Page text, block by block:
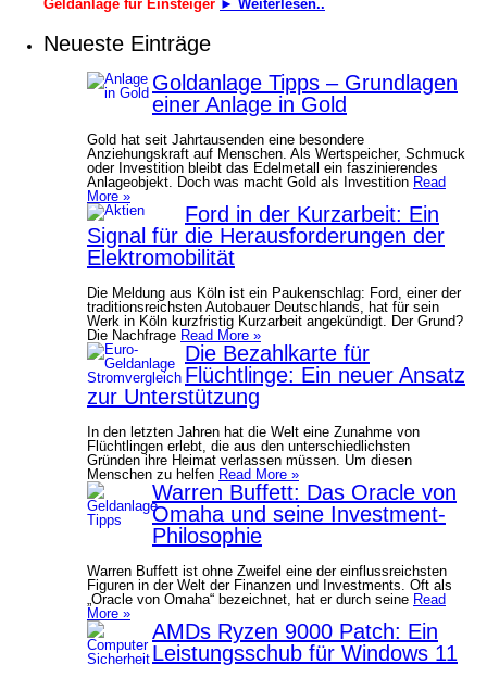
Geldanlage für Einsteiger ► Weiterlesen..
Neueste Einträge
Goldanlage Tipps – Grundlagen
einer Anlage in Gold
Gold hat seit Jahrtausenden eine besondere
Anziehungskraft auf Menschen. Als Wertspeicher, Schmuck
oder Investition bleibt das Edelmetall ein faszinierendes
Anlageobjekt. Doch was macht Gold als Investition Read
More »
Ford in der Kurzarbeit: Ein
Signal für die Herausforderungen der
Elektromobilität
Die Meldung aus Köln ist ein Paukenschlag: Ford, einer der
traditionsreichsten Autobauer Deutschlands, hat für sein
Werk in Köln kurzfristig Kurzarbeit angekündigt. Der Grund?
Die Nachfrage Read More »
Die Bezahlkarte für
Flüchtlinge: Ein neuer Ansatz
zur Unterstützung
In den letzten Jahren hat die Welt eine Zunahme von
Flüchtlingen erlebt, die aus den unterschiedlichsten
Gründen ihre Heimat verlassen müssen. Um diesen
Menschen zu helfen Read More »
Warren Buffett: Das Oracle von
Omaha und seine Investment-
Philosophie
Warren Buffett ist ohne Zweifel eine der einflussreichsten
Figuren in der Welt der Finanzen und Investments. Oft als
„Oracle von Omaha“ bezeichnet, hat er durch seine Read
More »
AMDs Ryzen 9000 Patch: Ein
Leistungsschub für Windows 11